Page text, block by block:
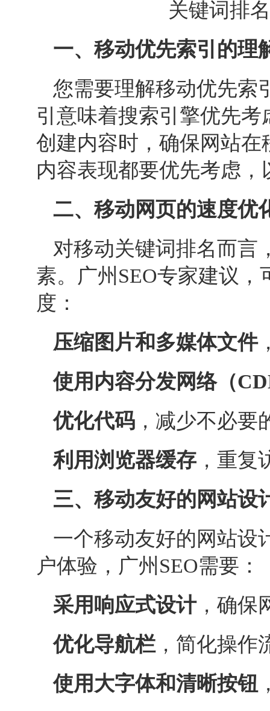
一、移动优先索引的理
您需要理解移动优先索
引意味着搜索引擎优先
创建内容时，确保网站
内容表现都要优先考虑
二、移动网页的速度优
对移动关键词排名而言
素。广州 SEO专家建议，
度：
压缩图片和多媒体文件
使用内容分发网络（
优化代码 ，减少不必要
利用浏览器缓存 ，重复
三、移动友好的网站设
一个移动友好的网站设
户体验，广州 SEO需要：
采用响应式设计，确保
优化导航栏 ，简化操
使用大字体和清晰按钮